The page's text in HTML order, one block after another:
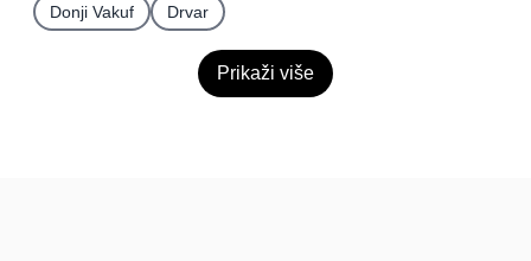
Donji Vakuf
Drvar
Prikaži više